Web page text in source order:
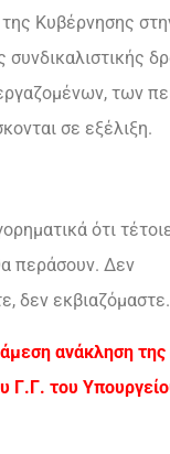
Κυβέρνησης
συνδικαλιστικής
των
σε εξέλιξη.
ότι
περάσουν. Δεν
δεν εκβιαζόμαστε.
ανάκληση
Γ.Γ. του